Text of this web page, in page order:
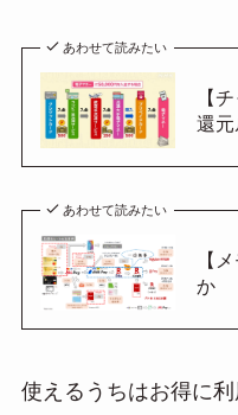
あわせて読みたい
【
還
あわせて読みたい
【
か
使えるうちはお得に